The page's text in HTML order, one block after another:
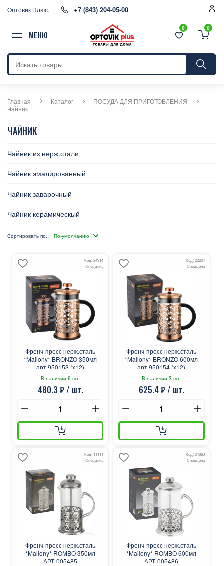
Оптовик Плюс. +7 (843) 204-05-00
МЕНЮ
0 0
Главная Каталог
ПОСУДА ДЛЯ ПРИГОТОВЛЕНИЯ
Чайник
ЧАЙНИК
Чайник из нерж.стали
Чайник эмалированный
Чайник заварочный
Чайник керамическый
Сортировать по:
Код: 24914
Спеццена
Френч-пресс нерж.сталь
*Mallony* BRONZO 350мл
арт.950153 (х12)
В наличии 6 шт.
480.3 ₽ / шт.
Код: 22624
Спеццена
Френч-пресс нерж.сталь
*Mallony* BRONZO 600мл
арт.950154 (х12)
В наличии 3 шт.
625.4 ₽ / шт.
Код: 11111
Спеццена
Френч-пресс нерж.сталь
*Mallony* ROMBO 350мл
АРТ-005485
Код: 24863
Спеццена
Френч-пресс нерж.сталь
*Mallony* ROMBO 600мл
АРТ-005486